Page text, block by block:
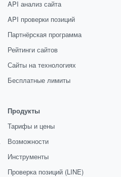
API анализ сайта
API проверки позиций
Партнёрская программа
Рейтинги сайтов
Сайты на технологиях
Бесплатные лимиты
Продукты
Тарифы и цены
Возможности
Инструменты
Проверка позиций (LINE)